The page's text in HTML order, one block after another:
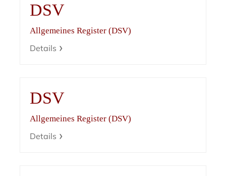
DSV
Allgemeines Register (DSV)
Details
DSV
Allgemeines Register (DSV)
Details